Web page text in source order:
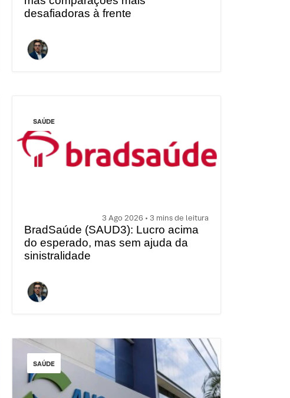
desafiadoras à frente
SAÚDE
3 Ago 2026 • 3 mins de leitura
BradSaúde (SAUD3): Lucro acima
do esperado, mas sem ajuda da
sinistralidade
SAÚDE